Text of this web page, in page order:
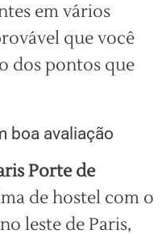
em vários
que você
dos pontos que
boa avaliação
Porte de
de hostel com o
leste de Paris,